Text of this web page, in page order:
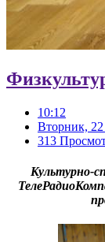
10:12
Вторник, 22
313
Культурно-